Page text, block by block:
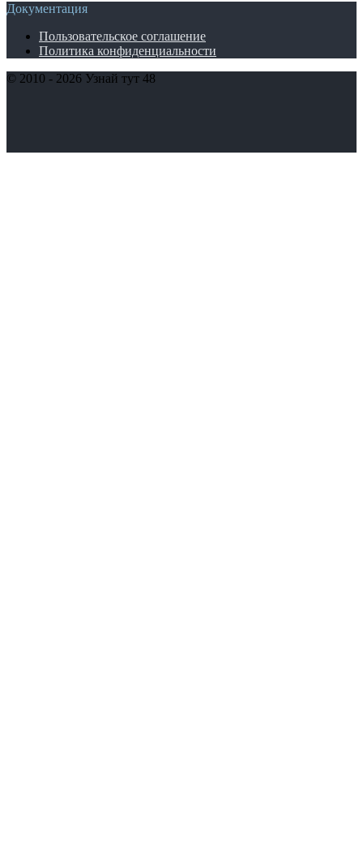
Документация
Пользовательское соглашение
Политика конфиденциальности
© 2010 - 2026 Узнай тут 48